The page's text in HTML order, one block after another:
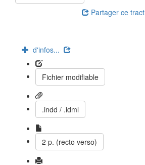
Partager ce tract
d'infos...
Fichier modifiable
.indd / .idml
2 p. (recto verso)